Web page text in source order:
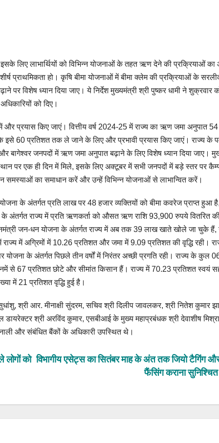
लिए लाभार्थियों को विभिन्न योजनाओं के तहत ऋण देने की प्रक्रियाओं
प्राथमिकता हो। कृषि बीमा योजनाओं में बीमा क्लेम की प्रक्रियाओं के
पर विशेष ध्यान दिया जाए। ये निर्देश मुख्यमंत्री श्री पुष्कर धामी ने शुक्रवार
को दिए।
प्रयास किए जाएं। वित्तीय वर्ष 2024-25 में राज्य का ऋण जमा अनुपात 54
60 प्रतिशत तक ले जाने के लिए और प्रभावी प्रयास किए जाएं। राज्य के
बागेश्वर जनपदों में ऋण जमा अनुपात बढ़ाने के लिए विशेष ध्यान दिया जाए।
पर एक ही दिन में मिले, इसके लिए अक्टूबर में सभी जनपदों में बड़े स्तर पर
का समाधान करें और उन्हें विभिन्न योजनाओं से लाभान्वित करें।
के अंतर्गत प्रति लाख पर 48 हजार व्यक्तियों को बीमा कवरेज प्राप्त हुआ
अंतर्गत राज्य में प्रति ऋणकर्ता को औसत ऋण राशि 93,900 रुपये वितरित
जन-धन योजना के अंतर्गत राज्य में अब तक 39 लाख खाते खोले जा चुके हैं,
में अग्रिमों में 10.26 प्रतिशत और जमा में 9.09 प्रतिशत की वृद्धि रही।
योजना के अंतर्गत पिछले तीन वर्षों में निरंतर अच्छी प्रगति रही। राज्य के कुल
से 67 प्रतिशत छोटे और सीमांत किसान हैं। राज्य में 70.23 प्रतिशत स्वयं
में 21 प्रतिशत वृद्धि हुई है।
श्री आर. मीनाक्षी सुंदरम, सचिव श्री दिलीप जावलकर, श्री नितेश कुमार
डायरेक्टर श्री अरविंद कुमार, एसबीआई के मुख्य महाप्रबंधक श्री देवाशीष
और संबंधित बैंकों के अधिकारी उपस्थित थे।
विभागीय एसेट्स का सितंबर माह के अंत तक जियो टैगिंग
फैंसिंग कराना
लोगों को